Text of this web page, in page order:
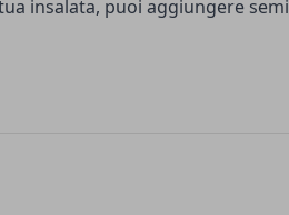
insalata, puoi aggiungere